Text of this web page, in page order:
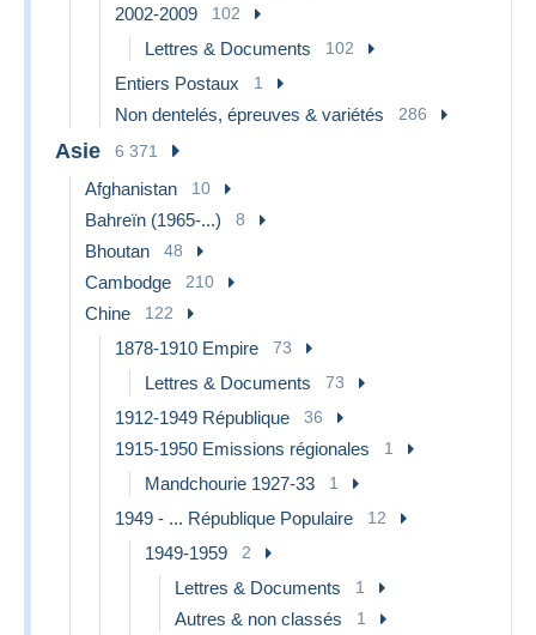
2002-2009 102
Lettres & Documents 102
Entiers Postaux 1
Non dentelés, épreuves & variétés 286
Asie 6 371
Afghanistan 10
Bahreïn (1965-...) 8
Bhoutan 48
Cambodge 210
Chine 122
1878-1910 Empire 73
Lettres & Documents 73
1912-1949 République 36
1915-1950 Emissions régionales 1
Mandchourie 1927-33 1
1949 - ... République Populaire 12
1949-1959 2
Lettres & Documents 1
Autres & non classés 1